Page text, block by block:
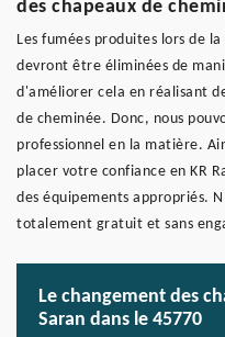
des chapeaux de
Les fumées produites lors de
devront être éliminées de
d'améliorer cela en réalisant
de cheminée. Donc, nous
professionnel en la matière.
placer votre confiance en KR
des équipements appropriés.
totalement gratuit et sans
Le changement des
Saran dans le 45770